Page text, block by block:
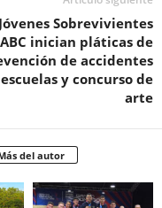
Jóvenes Sobrevivientes
ABC inician pláticas de
de accidentes
y concurso de
arte
del autor